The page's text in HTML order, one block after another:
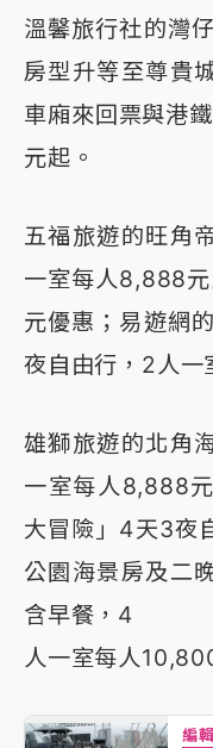
溫馨旅行社的灣
房型升等至尊貴
車廂來回票與港
元起。
五福旅遊的旺角
一室每人8,888
元優惠；易遊網
夜自由行，2人一
雄獅旅遊的北角
一室每人8,888
大冒險」4天3夜
公園海景房及二
含早餐，4
人一室每人
編